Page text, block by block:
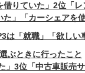
りていた」2位「レ
」「カーシェアを
「就職」「欲しい
ぶときに行ったこと
3位「中古車販売サ